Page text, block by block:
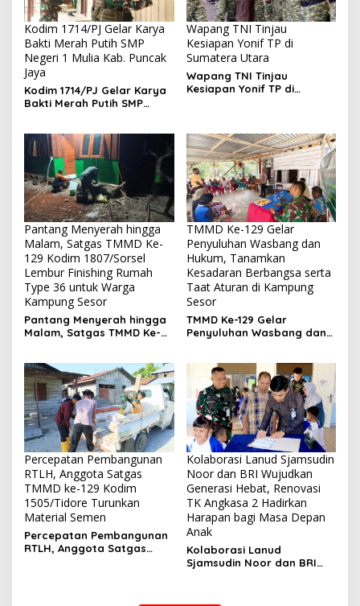
Kodim 1714/PJ Gelar Karya
Bakti Merah Putih SMP
Negeri 1 Mulia Kab. Puncak
Jaya
Kodim 1714/PJ Gelar Karya
Bakti Merah Putih SMP
Wapang TNI Tinjau
Kesiapan Yonif TP di
Sumatera Utara
Wapang TNI Tinjau
Kesiapan Yonif TP di
Pantang Menyerah hingga
Malam, Satgas TMMD Ke-
129 Kodim 1807/Sorsel
Lembur Finishing Rumah
Type 36 untuk Warga
Kampung Sesor
Pantang Menyerah hingga
Malam, Satgas TMMD Ke-
Type 36 untuk Warga
Kampung Sesor
TMMD Ke-129 Gelar
Penyuluhan Wasbang dan
Hukum, Tanamkan
Kesadaran Berbangsa serta
Taat Aturan di Kampung
Sesor
TMMD Ke-129 Gelar
Penyuluhan Wasbang dan
serta Taat Aturan di
Kampung Sesor
Percepatan Pembangunan
RTLH, Anggota Satgas
TMMD ke-129 Kodim
1505/Tidore Turunkan
Material Semen
Percepatan Pembangunan
RTLH, Anggota Satgas
Kolaborasi Lanud Sjamsudin
Noor dan BRI Wujudkan
Generasi Hebat, Renovasi
TK Angkasa 2 Hadirkan
Harapan bagi Masa Depan
Anak
Kolaborasi Lanud
Sjamsudin Noor dan BRI